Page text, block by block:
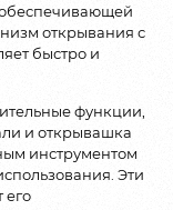
открывания с
быстро и
функции,
и открывашка
инструментом
Эти
его